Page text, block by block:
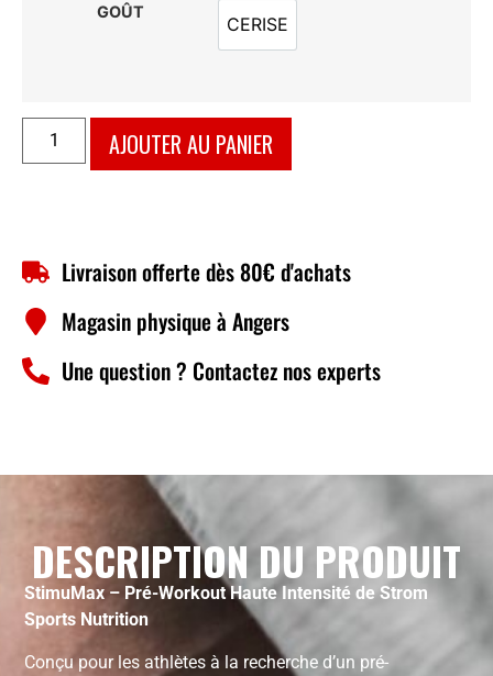
GOÛT
CERISE
CERISE
AJOUTER AU PANIER
Livraison offerte dès 80€ d'achats
Magasin physique à Angers
Une question ? Contactez nos experts
DESCRIPTION DU PRODUIT
StimuMax – Pré-Workout Haute Intensité de Strom
Sports Nutrition
Conçu pour les athlètes à la recherche d’un pré-